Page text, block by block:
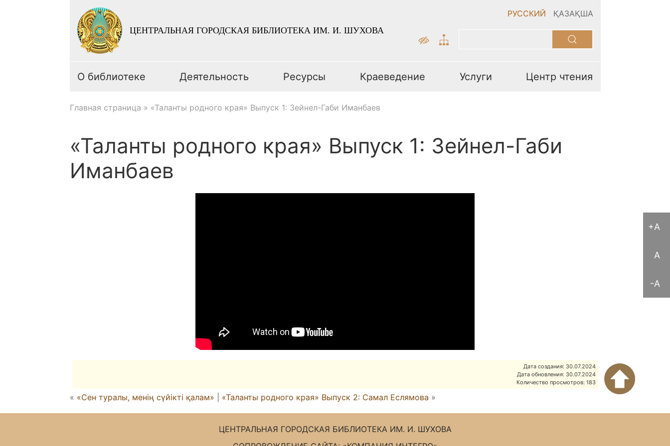
+A
A
-A
ЦЕНТРАЛЬНАЯ ГОРОДСКАЯ БИБЛИОТЕКА ИМ. И. ШУХОВА
РУССКИЙ ҚАЗАҚША
О библиотеке Деятельность Ресурсы Краеведение Услуги Центр чтения
Главная страница » «Таланты родного края» Выпуск 1: Зейнел-Габи Иманбаев
«Таланты родного края» Выпуск 1: Зейнел-Габи
Иманбаев
Дата создания: 30.07.2024
Дата обновления: 30.07.2024
Количество просмотров: 183
« «Сен туралы, менің сүйікті қалам» «Таланты родного края» Выпуск 2: Самал Еслямова »
ЦЕНТРАЛЬНАЯ ГОРОДСКАЯ БИБЛИОТЕКА ИМ. И. ШУХОВА